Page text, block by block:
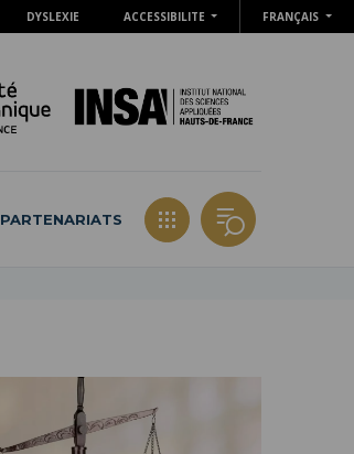
DYSLEXIE ACCESSIBILITE FRANÇAIS
PARTENARIATS